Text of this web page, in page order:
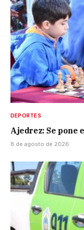
DEPORTES
Ajedrez: Se pone
8 de agosto de 2026